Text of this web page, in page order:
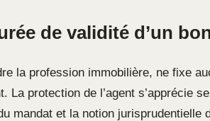
de validité d’un
la profession immobilière, ne fixe
La protection de l’agent s’apprécie
mandat et la notion jurisprudentielle